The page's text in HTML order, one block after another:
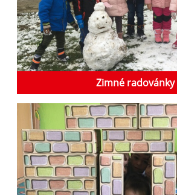
Zimné radovánky